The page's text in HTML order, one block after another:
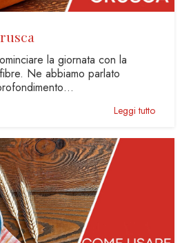
la giornata con la
Ne abbiamo parlato
Leggi tutto